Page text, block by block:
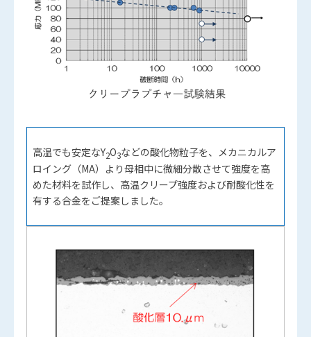
高温でも安定なY2O3などの酸化物粒子を、メカニカルア
ロイング（MA）より母相中に微細分散させて強度を高
めた材料を試作し、高温クリープ強度および耐酸化性を
有する合金をご提案しました。